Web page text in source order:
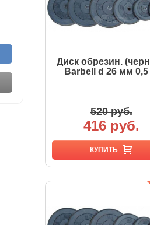
Диск обрезин.
Barbell d 26 мм 0,5
520 руб.
416 руб.
КУПИТЬ